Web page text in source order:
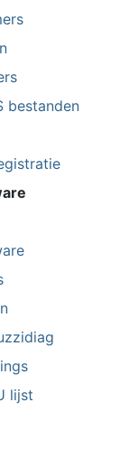
bestanden
lijst